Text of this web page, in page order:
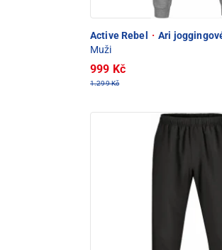
Active Rebel · Ari
Muži
999 Kč
1.299 Kč